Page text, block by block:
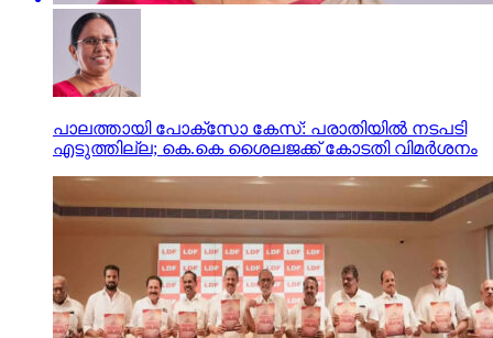
പാലത്തായി പോക്സോ കേസ്: പരാതിയില്‍ നടപടി
എടുത്തില്ല; കെ.കെ ശൈലജക്ക് കോടതി വിമര്‍ശനം